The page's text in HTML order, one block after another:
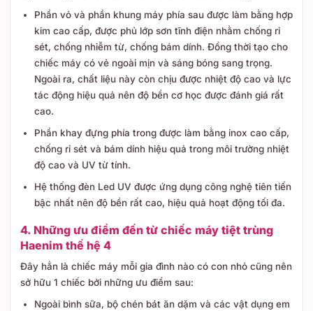
Phần vỏ và phần khung máy phía sau được làm bằng hợp
kim cao cấp, được phủ lớp sơn tĩnh điện nhằm chống rỉ
sét, chống nhiễm từ, chống bám dính. Đồng thời tạo cho
chiếc máy có vẻ ngoài mịn và sáng bóng sang trọng.
Ngoài ra, chất liệu này còn chịu được nhiệt độ cao và lực
tác động hiệu quả nên độ bền cơ học được đánh giá rất
cao.
Phần khay đựng phía trong được làm bằng inox cao cấp,
chống rỉ sét và bám dính hiệu quả trong môi trường nhiệt
độ cao và UV từ tính.
Hệ thống đèn Led UV được ứng dụng công nghệ tiên tiến
bậc nhất nên độ bền rất cao, hiệu quả hoạt động tối đa.
4. Những ưu điểm đến từ chiếc máy tiệt trùng
Haenim thế hệ 4
Đây hẳn là chiếc máy mỗi gia đình nào có con nhỏ cũng nên
sở hữu 1 chiếc bởi những ưu điểm sau:
Ngoài bình sữa, bộ chén bát ăn dặm và các vật dụng em